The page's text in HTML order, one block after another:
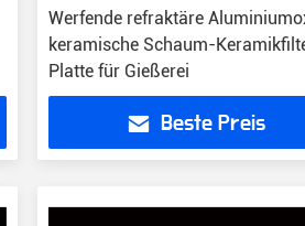
Werfende refraktäre
keramische Schaum-
Platte für Gießerei
Beste Preis